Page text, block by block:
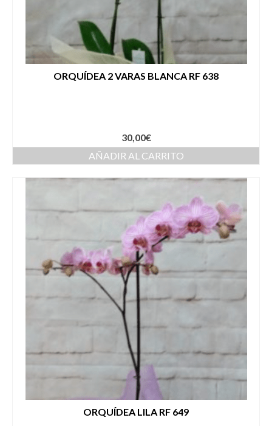
ORQUÍDEA 2 VARAS BLANCA RF 638
30,00€
AÑADIR AL CARRITO
ORQUÍDEA LILA RF 649